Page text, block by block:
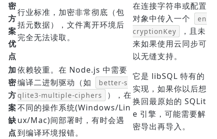
密
方
案
优
点
行业标准，加密非常彻底（包
括元数据），文件离开环境后
完全无法读取。
在连接字符串或配置
对象中传入一个
en
cryptionKey
，且未
来如果使用云同步可
以无缝支持。
加
密
方
案
缺
点
依赖较重。在 Node.js 中需要
编译二进制驱动（如
better-s
qlite3-multiple-ciphers
），在
不同的操作系统(Windows/Lin
ux/Mac)间部署时，有时会遇
到编译环境报错。
它是 libSQL 特有的
实现，如果你以后想
换回最原始的 SQLit
e 引擎，可能需要解
密导出再导入。